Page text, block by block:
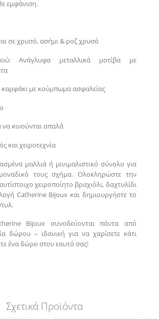
εμφάνιση.
σε χρυσό, ασήμι & ροζ χρυσό
Ανάγλυφα μεταλλικά μοτίβα με
με κούμπωμα ασφαλείας
κινούνται απαλά
και χειροτεχνία
μαλλιά ή μινιμαλιστικό σύνολο για
τους σχήμα. Ολοκληρώστε την
χειροποίητο βραχιόλι, δαχτυλίδι
Catherine Bijoux και δημιουργήστε το
Bijoux συνοδεύονται πάντα από
δώρου – ιδανική για να χαρίσετε κάτι
ένα δώρο στον εαυτό σας!
Σχετικά Προϊόντα